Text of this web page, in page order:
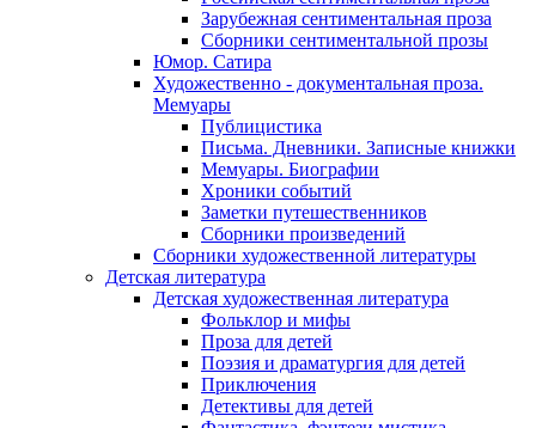
Зарубежная сентиментальная проза
Сборники сентиментальной прозы
Юмор. Сатира
Художественно - документальная проза.
Мемуары
Публицистика
Письма. Дневники. Записные книжки
Мемуары. Биографии
Хроники событий
Заметки путешественников
Сборники произведений
Сборники художественной литературы
Детская литература
Детская художественная литература
Фольклор и мифы
Проза для детей
Поэзия и драматургия для детей
Приключения
Детективы для детей